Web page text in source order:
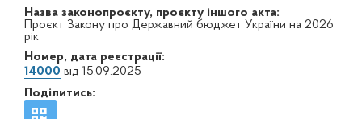
Назва законопроєкту, проєкту іншого акта:
Проєкт Закону про Державний бюджет України на 2026
рік
Номер, дата реєстрації:
14000 від 15.09.2025
Поділитись: